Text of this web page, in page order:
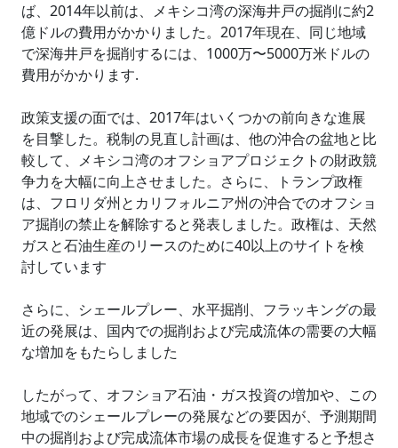
ば、2014年以前は、メキシコ湾の深海井戸の掘削に約2
億ドルの費用がかかりました。2017年現在、同じ地域
で深海井戸を掘削するには、1000万〜5000万米ドルの
費用がかかります.
政策支援の面では、2017年はいくつかの前向きな進展
を目撃した。税制の見直し計画は、他の沖合の盆地と比
較して、メキシコ湾のオフショアプロジェクトの財政競
争力を大幅に向上させました。さらに、トランプ政権
は、フロリダ州とカリフォルニア州の沖合でのオフショ
ア掘削の禁止を解除すると発表しました。政権は、天然
ガスと石油生産のリースのために40以上のサイトを検
討しています
さらに、シェールプレー、水平掘削、フラッキングの最
近の発展は、国内での掘削および完成流体の需要の大幅
な増加をもたらしました
したがって、オフショア石油・ガス投資の増加や、この
地域でのシェールプレーの発展などの要因が、予測期間
中の掘削および完成流体市場の成長を促進すると予想さ